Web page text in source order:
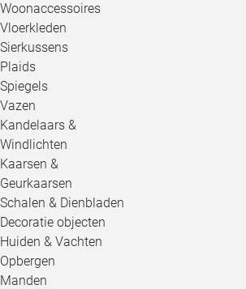
Woonaccessoires
Vloerkleden
Sierkussens
Plaids
Spiegels
Vazen
Kandelaars &
Windlichten
Kaarsen &
Geurkaarsen
Schalen & Dienbladen
Decoratie objecten
Huiden & Vachten
Opbergen
Manden